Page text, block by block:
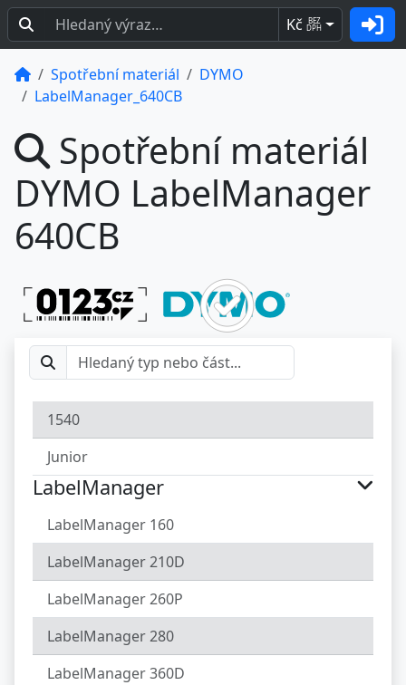
Kč BEZ
DPH
Spotřební materiál
DYMO
LabelManager_640CB
Spotřební materiál
DYMO LabelManager
640CB
1540
Junior
LabelManager
LabelManager 160
LabelManager 210D
LabelManager 260P
LabelManager 280
LabelManager 360D